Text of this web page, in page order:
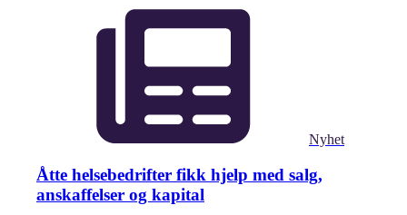
Nyhet
Åtte helsebedrifter fikk hjelp med salg,
anskaffelser og kapital